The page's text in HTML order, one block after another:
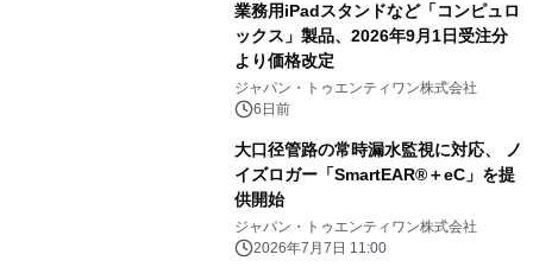
業務用iPadスタンドなど「コンピュロ
ックス」製品、2026年9月1日受注分
より価格改定
ジャパン・トゥエンティワン株式会社
6日前
大口径管路の常時漏水監視に対応、 ノ
イズロガー「SmartEAR®＋eC」を提
供開始
ジャパン・トゥエンティワン株式会社
2026年7月7日 11:00